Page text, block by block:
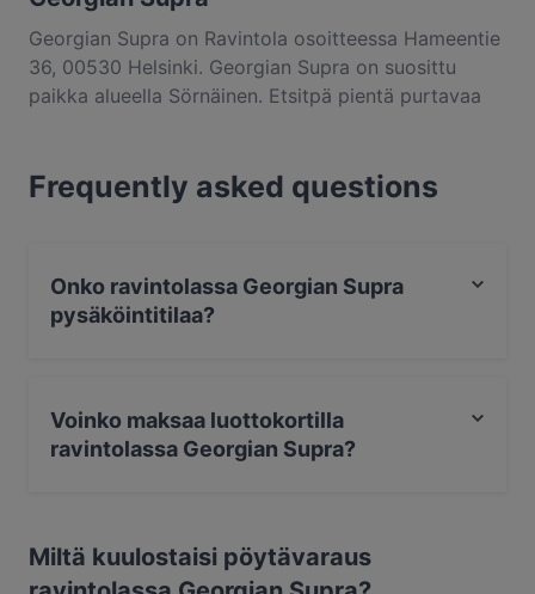
Georgian Supra on Ravintola osoitteessa Hameentie
36, 00530 Helsinki. Georgian Supra on suosittu
paikka alueella Sörnäinen. Etsitpä pientä purtavaa
autenttinen georgialainen ruoka kaupungissa
Helsinki.
Frequently asked questions
Onko ravintolassa Georgian Supra
pysäköintitilaa?
Voinko maksaa luottokortilla
ravintolassa Georgian Supra?
Miltä kuulostaisi pöytävaraus